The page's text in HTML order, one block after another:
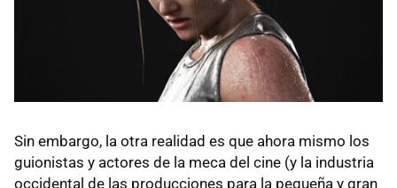
Sin embargo, la otra realidad es que ahora mismo los
guionistas y actores de la meca del cine (y la industria
occidental de las producciones para la pequeña y gran